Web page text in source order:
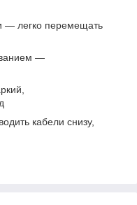
— легко перемещать
—
кабели снизу,